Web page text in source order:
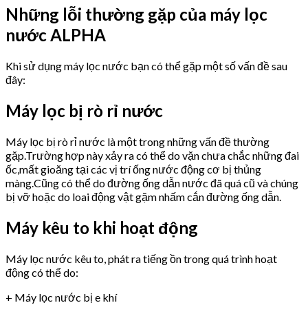
Những lỗi thường gặp của máy lọc
nước ALPHA
Khi sử dụng máy lọc nước bạn có thể gặp một số vấn đề sau
đây:
Máy lọc bị rò rỉ nước
Máy lọc bị rò rỉ nước là một trong những vấn đề thường
gặp.Trường hợp này xảy ra có thể do vặn chưa chắc những đai
ốc,mất gioăng tại các vị trí ống nước động cơ bị thủng
màng.Cũng có thể do đường ống dẫn nước đã quá cũ và chúng
bị vỡ hoặc do loai động vật gặm nhấm cắn đường ống dẫn.
Máy kêu to khi hoạt động
Máy lọc nước kêu to, phát ra tiếng ồn trong quá trình hoạt
động có thể do:
+ Máy lọc nước bị e khí